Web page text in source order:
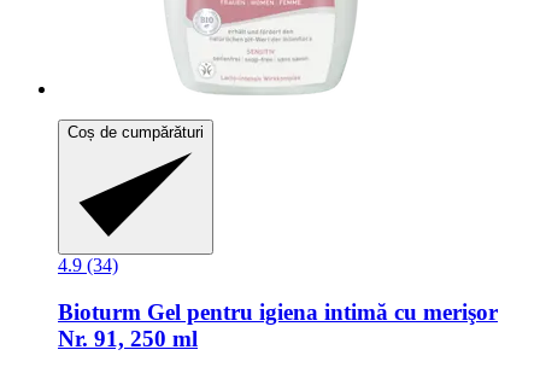
Coș de cumpărături
4.9 (34)
Bioturm Gel pentru igiena intimă cu merişor
Nr. 91, 250 ml